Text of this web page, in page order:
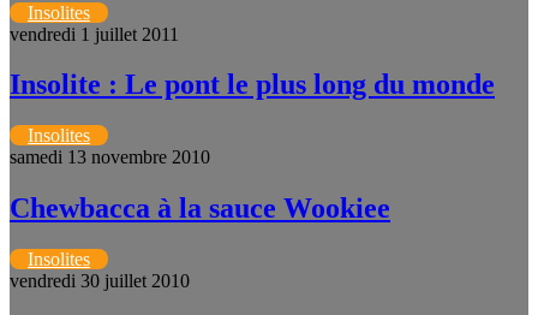
Insolites
vendredi 1 juillet 2011
Insolite : Le pont le plus long du monde
Insolites
samedi 13 novembre 2010
Chewbacca à la sauce Wookiee
Insolites
vendredi 30 juillet 2010